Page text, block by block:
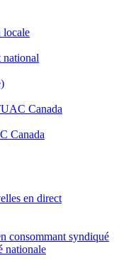
locale
national
Canada
Canada
en direct
consommant syndiqué
nationale